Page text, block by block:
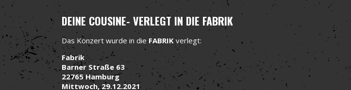
DEINE COUSINE- VERLEGT IN DIE FABRIK
Das Konzert wurde in die FABRIK verlegt:
Fabrik
Barner Straße 63
22765 Hamburg
Mittwoch, 29.12.2021